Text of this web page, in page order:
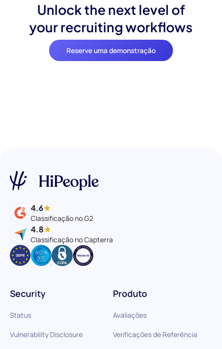
Unlock the next level of
your recruiting workflows
Reserve uma demonstração
4.6
Classificação no G2
4.8
Classificação no Capterra
Produto
Avaliações
Verificações de Referência
Security
Status
Vulnerability Disclosure